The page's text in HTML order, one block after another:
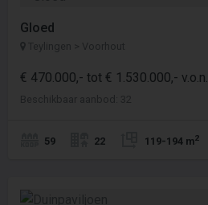
Gloed
Teylingen > Voorhout
€ 470.000,- tot € 1.530.000,- v.o.n.
Beschikbaar aanbod: 32
59 22 119-194 m2